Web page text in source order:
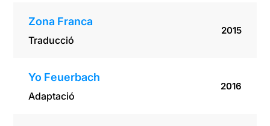
Zona Franca
Traducció
2015
Yo Feuerbach
Adaptació
2016